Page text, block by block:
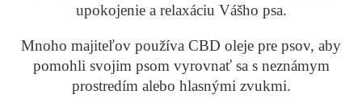
upokojenie a relaxáciu Vášho psa.
Mnoho majiteľov používa CBD oleje pre psov, aby
pomohli svojim psom vyrovnať sa s neznámym
prostredím alebo hlasnými zvukmi.